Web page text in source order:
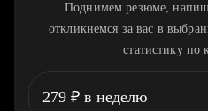
Поднимем резюме,
откликнемся за вас в
статистику по
279 ₽ в неделю